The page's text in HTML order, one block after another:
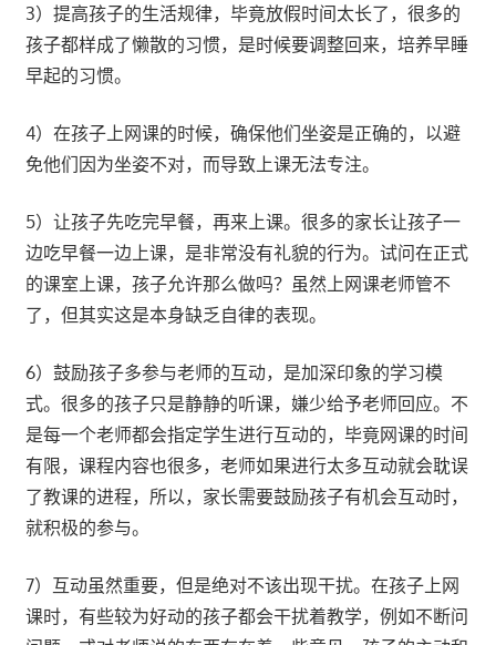
3）提高孩子的生活规律，毕竟放假时间太长了，很多的
孩子都样成了懒散的习惯，是时候要调整回来，培养早睡
早起的习惯。
4）在孩子上网课的时候，确保他们坐姿是正确的，以避
免他们因为坐姿不对，而导致上课无法专注。
5）让孩子先吃完早餐，再来上课。很多的家长让孩子一
边吃早餐一边上课，是非常没有礼貌的行为。试问在正式
的课室上课，孩子允许那么做吗？虽然上网课老师管不
了，但其实这是本身缺乏自律的表现。
6）鼓励孩子多参与老师的互动，是加深印象的学习模
式。很多的孩子只是静静的听课，嫌少给予老师回应。不
是每一个老师都会指定学生进行互动的，毕竟网课的时间
有限，课程内容也很多，老师如果进行太多互动就会耽误
了教课的进程，所以，家长需要鼓励孩子有机会互动时，
就积极的参与。
7）互动虽然重要，但是绝对不该出现干扰。在孩子上网
课时，有些较为好动的孩子都会干扰着教学，例如不断问